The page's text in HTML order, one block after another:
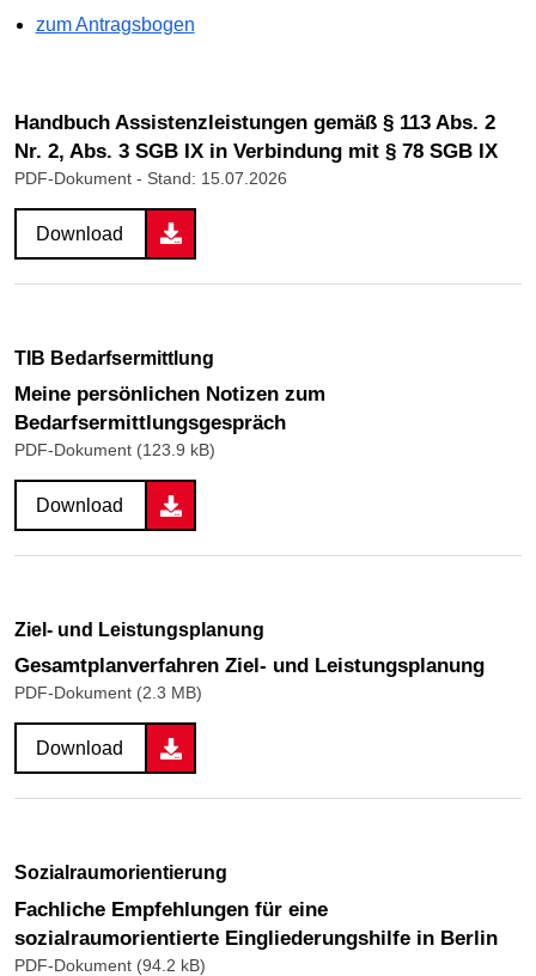
zum Antragsbogen
Handbuch Assistenzleistungen gemäß § 113 Abs. 2
Nr. 2, Abs. 3 SGB IX in Verbindung mit § 78 SGB IX
PDF-Dokument - Stand: 15.07.2026
Download
TIB Bedarfsermittlung
Meine persönlichen Notizen zum
Bedarfsermittlungsgespräch
PDF-Dokument (123.9 kB)
Download
Ziel- und Leistungsplanung
Gesamtplanverfahren Ziel- und Leistungsplanung
PDF-Dokument (2.3 MB)
Download
Sozialraumorientierung
Fachliche Empfehlungen für eine
sozialraumorientierte Eingliederungshilfe in Berlin
PDF-Dokument (94.2 kB)